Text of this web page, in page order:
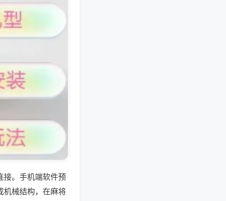
接。手机端软件预
机械结构，在麻将